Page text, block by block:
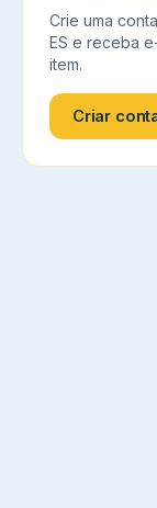
Crie uma
ES e receba
item.
Criar